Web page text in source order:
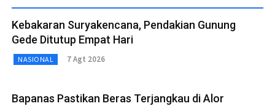
Kebakaran Suryakencana, Pendakian Gunung
Gede Ditutup Empat Hari
NASIONAL 7 Agt 2026
Bapanas Pastikan Beras Terjangkau di Alor